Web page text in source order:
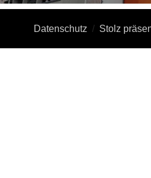
Datenschutz Stolz